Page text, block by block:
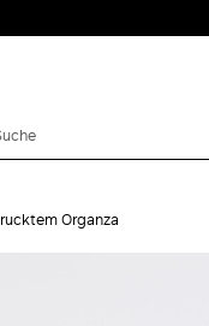
Organza